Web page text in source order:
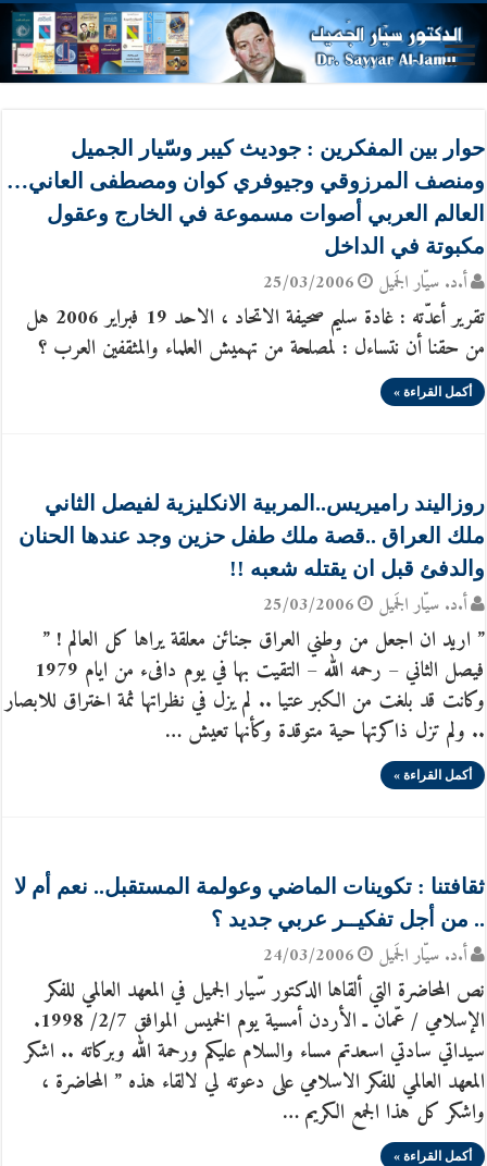
حوار بين المفكرين : جوديث كيبر وسّيار الجميل
ومنصف المرزوقي وجيوفري كوان ومصطفى العاني…
العالم العربي أصوات مسموعة في الخارج وعقول
مكبوتة في الداخل
أ.د. سيّار الجَميل 25/03/2006
تقرير أعدّته : غادة سليم صحيفة الاتحاد ، الاحد 19 فبراير 2006 هل
من حقنا أن نتساءل : لمصلحة من تهميش العلماء والمثقفين العرب ؟
أكمل القراءة »
روزاليند راميريس..المربية الانكليزية لفيصل الثاني
ملك العراق ..قصة ملك طفل حزين وجد عندها الحنان
والدفئ قبل ان يقتله شعبه !!
أ.د. سيّار الجَميل 25/03/2006
” اريد ان اجعل من وطني العراق جنائن معلقة يراها كل العالم ! ”
فيصل الثاني – رحمه الله – التقيت بها في يوم دافىء من ايام 1979
وكانت قد بلغت من الكبر عتيا .. لم يزل في نظراتها ثمة اختراق للابصار
.. ولم تزل ذاكرتها حية متوقدة وكأنها تعيش …
أكمل القراءة »
ثقافتنا : تكوينات الماضي وعولمة المستقبل.. نعم أم لا
.. من أجل تفكيــر عربي جديد ؟
أ.د. سيّار الجَميل 24/03/2006
نص المحاضرة التي ألقاها الدكتور سّيار الجميل في المعهد العالمي للفكر
الإسلامي / عّمان ـ الأردن أمسية يوم الخميس الموافق 2/7/ 1998.
سيداتي سادتي اسعدتم مساء والسلام عليكم ورحمة الله وبركاته .. اشكر
المعهد العالمي للفكر الاسلامي على دعوته لي لالقاء هذه ” المحاضرة ،
واشكر كل هذا الجمع الكريم …
أكمل القراءة »